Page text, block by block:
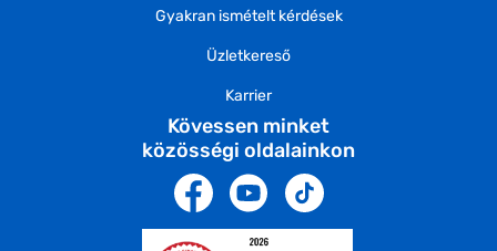
Gyakran ismételt kérdések
Üzletkereső
Karrier
Kövessen minket
közösségi oldalainkon